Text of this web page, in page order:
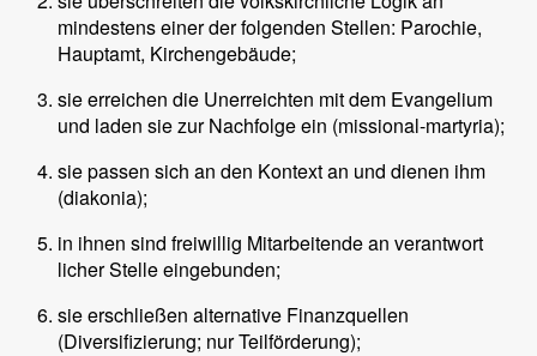
mindestens einer der folgenden Stellen: Parochie,
Hauptamt, Kirchengebäude;
sie erreichen die Unerreichten mit dem Evangelium
und laden sie zur Nachfolge ein (missional-martyria);
sie passen sich an den Kontext an und dienen ihm
(diakonia);
in ihnen sind freiwillig Mitarbeitende an verantwort
licher Stelle eingebunden;
sie erschließen alternative Finanzquellen
(Diversifizierung; nur Teilförderung);